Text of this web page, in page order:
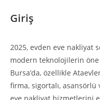
Giriş
2025, evden eve nakliyat
modern teknolojilerin öne
Bursa’da, özellikle
firma, sigortalı,